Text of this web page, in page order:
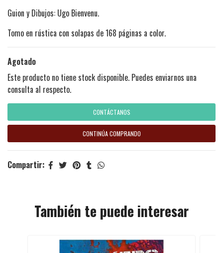
Guion y Dibujos: Ugo Bienvenu.
Tomo en rústica con solapas de 168 páginas a color.
Agotado
Este producto no tiene stock disponible. Puedes enviarnos una
consulta al respecto.
CONTÁCTANOS
CONTINÚA COMPRANDO
Compartir:
También te puede interesar